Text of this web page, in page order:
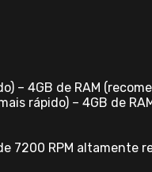
– 4GB de RAM
rápido) – 4GB de
7200 RPM altamente